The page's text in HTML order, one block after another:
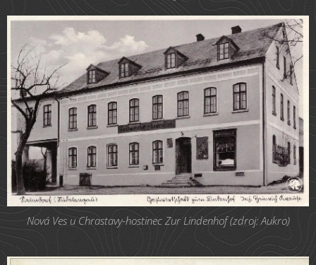
Nová Ves u Chrastavy-hostinec Zur Lindenhof (zdroj: Aukro)